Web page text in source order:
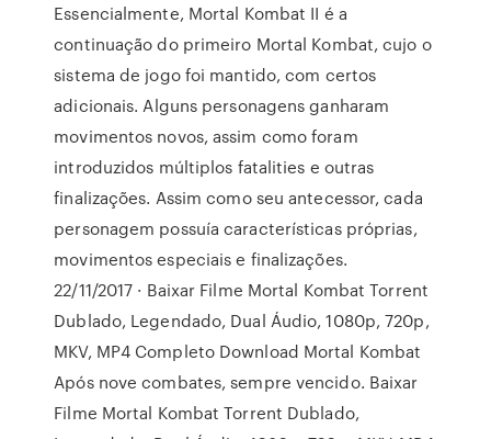
Essencialmente, Mortal Kombat II é a
continuação do primeiro Mortal Kombat, cujo o
sistema de jogo foi mantido, com certos
adicionais. Alguns personagens ganharam
movimentos novos, assim como foram
introduzidos múltiplos fatalities e outras
finalizações. Assim como seu antecessor, cada
personagem possuía características próprias,
movimentos especiais e finalizações.
22/11/2017 · Baixar Filme Mortal Kombat Torrent
Dublado, Legendado, Dual Áudio, 1080p, 720p,
MKV, MP4 Completo Download Mortal Kombat
Após nove combates, sempre vencido. Baixar
Filme Mortal Kombat Torrent Dublado,